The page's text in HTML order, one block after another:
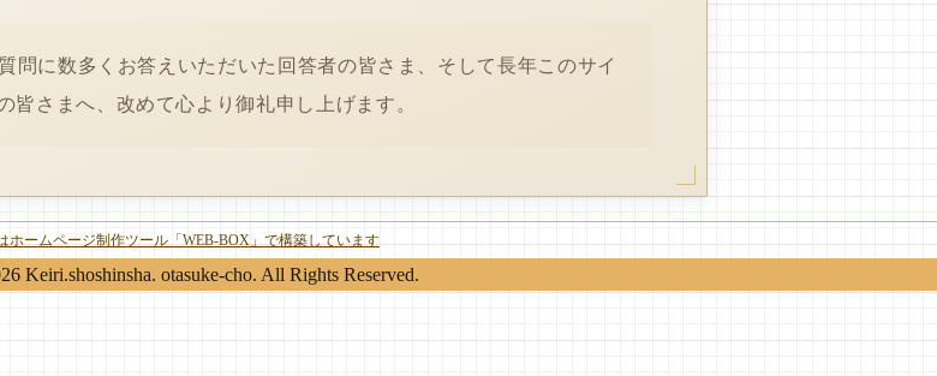
問に数多くお答えいただいた回答者の皆さま、そして長年このサイ
皆さまへ、改めて心より御礼申し上げます。
ホームページ制作ツール「WEB-BOX」で構築しています
Keiri.shoshinsha. otasuke-cho. All Rights Reserved.